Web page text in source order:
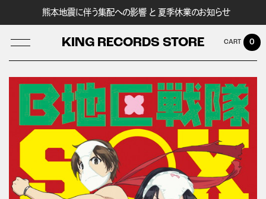
熊本地震に伴う集配への影響 と 夏季休業のお知らせ
KING RECORDS STORE
LOG IN
0